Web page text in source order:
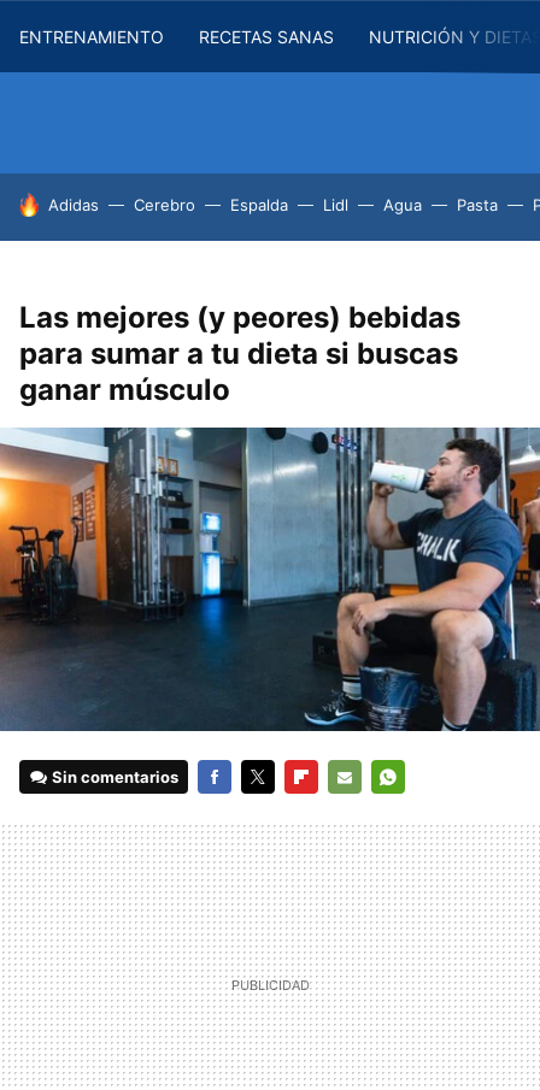
ENTRENAMIENTO RECETAS SANAS NUTRICIÓN Y
HOY SE HABLA DE
Adidas Cerebro Espalda Lidl Agua Pasta
Las mejores (y peores) bebidas
para sumar a tu dieta si buscas
ganar músculo
Sin comentarios
MAIL